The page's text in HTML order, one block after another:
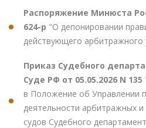
Распоряжение Минюста
624-р "О депонировании
действующего арбитражного
Приказ Судебного
Суде РФ от 05.05.2026 N 135
в Положение об Управлении
деятельности арбитражных
судов Судебного